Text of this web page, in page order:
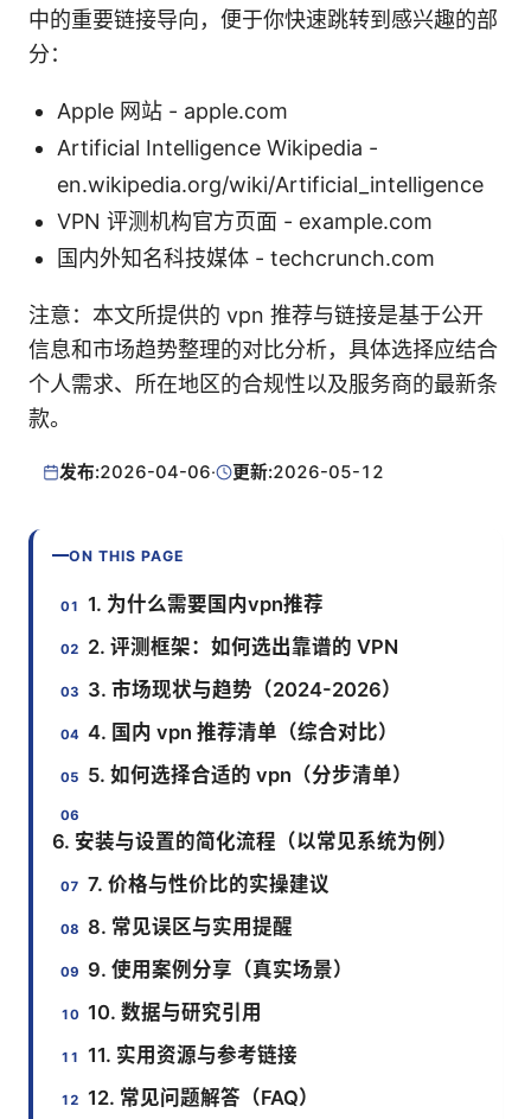
中的重要链接导向，便于你快速跳转到感兴趣的部
分：
Apple 网站 - apple.com
Artificial Intelligence Wikipedia -
en.wikipedia.org/wiki/Artificial_intelligence
VPN 评测机构官方页面 - example.com
国内外知名科技媒体 - techcrunch.com
注意：本文所提供的 vpn 推荐与链接是基于公开
信息和市场趋势整理的对比分析，具体选择应结合
个人需求、所在地区的合规性以及服务商的最新条
款。
发布:2026-04-06· 更新:2026-05-12
ON THIS PAGE
1. 为什么需要国内vpn推荐
2. 评测框架：如何选出靠谱的 VPN
3. 市场现状与趋势（2024-2026）
4. 国内 vpn 推荐清单（综合对比）
5. 如何选择合适的 vpn（分步清单）
6. 安装与设置的简化流程（以常见系统为例）
7. 价格与性价比的实操建议
8. 常见误区与实用提醒
9. 使用案例分享（真实场景）
10. 数据与研究引用
11. 实用资源与参考链接
12. 常见问题解答（FAQ）